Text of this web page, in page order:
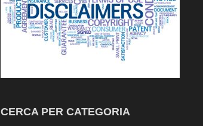
CERCA PER CATEGORIA